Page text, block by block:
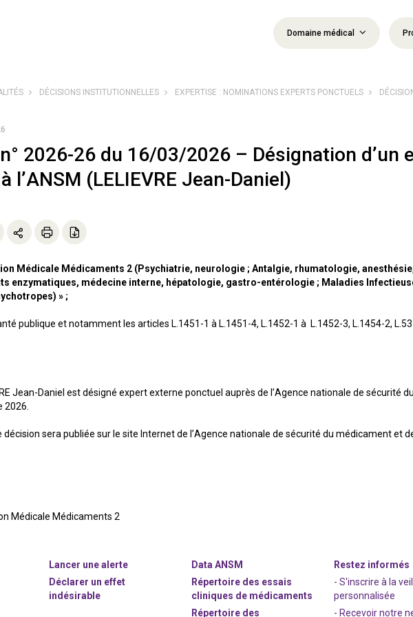
Domaine médical
DÉCISIONS INSTITUTIONNELLES EXPERTISE : NOMINATIONS EXPERTS PONCTUELS
2026-26 du 16/03/2026 – Désignation d’un
l’ANSM (LELIEVRE Jean-Daniel)
Médicale Médicaments 2 (Psychiatrie, neurologie ; Antalgie, rhumatologie,
enzymatiques, médecine interne, hépatologie, gastro-entérologie ; Maladies
» ;
publique et notamment les articles L.1451-1 à L.1451-4, L.1452-1 à L.1452-3, L.1454-2,
Jean-Daniel est désigné expert externe ponctuel auprès de l’Agence nationale de sécurité
2026.
décision sera publiée sur le site Internet de l’Agence nationale de sécurité du médicament et
Médicale Médicaments 2
Lancer une alerte
Déclarer un effet
indésirable
Data ANSM
Répertoire des essais
cliniques de médicaments
Répertoire des
Restez informés
- S'inscrire à la
personnalisée
- Recevoir notre